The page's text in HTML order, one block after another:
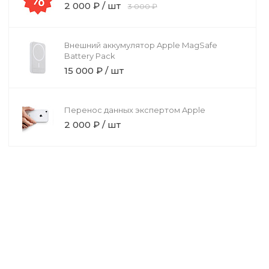
2 000 ₽ / шт 3 000 ₽
Внешний аккумулятор Apple MagSafe
Battery Pack
15 000 ₽ / шт
Перенос данных экспертом Apple
2 000 ₽ / шт